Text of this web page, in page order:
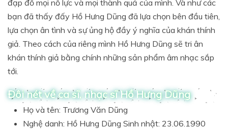
đạp đổ mọi nỗ lực và mọi thành quả của mình. Và như các
bạn đã thấy đấy Hồ Hưng Dũng đã lựa chọn bên đầu tiên,
lựa chọn ân tình và sự ủng hộ đầy ý nghĩa của khán thính
giả. Theo cách của riêng mình Hồ Hưng Dũng sẽ tri ân
khán thính giả bằng chính những sản phẩm âm nhạc sắp
tới.
Đôi nét về ca sĩ, nhạc sĩ Hồ Hưng Dũng
Họ và tên: Trương Văn Dũng
Nghệ danh: Hồ Hưng Dũng Sinh nhật: 23.06.1990